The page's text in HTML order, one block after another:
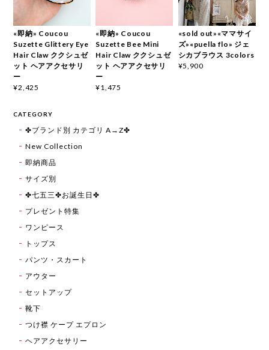
«即納» Coucou
Suzette Glittery Eye
Hair Claw ククシュゼ
ット ヘアアクセサリ
ー
¥2,425
«即納» Coucou
Suzette Bee Mini
Hair Claw ククシュゼ
ット ヘアアクセサリ
ー
¥1,475
«sold out»«ママサイ
ズ»«puella flo» ジェ
シカブラウス 3colors
¥5,900
CATEGORY
✤ブランド別 カテゴリ A→Z✤
New Collection
即納商品
サイズ別
✤七五三✤お誕生日✤
プレゼント特集
ワンピース
トップス
パンツ・スカート
アウター
セットアップ
靴下
つけ襟 ケープ エプロン
ヘアアクセサリー